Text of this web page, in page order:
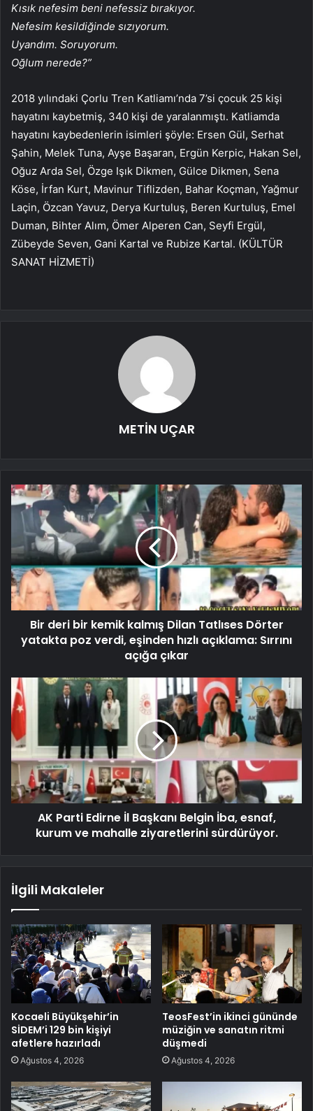
Kısık nefesim beni nefessiz bırakıyor.
Nefesim kesildiğinde sızıyorum.
Uyandım. Soruyorum.
Oğlum nerede?”
2018 yılındaki Çorlu Tren Katliamı’nda 7’si çocuk 25 kişi
hayatını kaybetmiş, 340 kişi de yaralanmıştı. Katliamda
hayatını kaybedenlerin isimleri şöyle: Ersen Gül, Serhat
Şahin, Melek Tuna, Ayşe Başaran, Ergün Kerpic, Hakan Sel,
Oğuz Arda Sel, Özge Işık Dikmen, Gülce Dikmen, Sena
Köse, İrfan Kurt, Mavinur Tiflizden, Bahar Koçman, Yağmur
Laçin, Özcan Yavuz, Derya Kurtuluş, Beren Kurtuluş, Emel
Duman, Bihter Alım, Ömer Alperen Can, Seyfi Ergül,
Zübeyde Seven, Gani Kartal ve Rubize Kartal. (KÜLTÜR
SANAT HİZMETİ)
METİN UÇAR
Bir deri bir kemik kalmış Dilan Tatlıses Dörter
yatakta poz verdi, eşinden hızlı açıklama: Sırrını
açığa çıkar
AK Parti Edirne İl Başkanı Belgin İba, esnaf,
kurum ve mahalle ziyaretlerini sürdürüyor.
İlgili Makaleler
Kocaeli Büyükşehir’in
SİDEM’i 129 bin kişiyi
afetlere hazırladı
Ağustos 4, 2026
TeosFest’in ikinci gününde
müziğin ve sanatın ritmi
düşmedi
Ağustos 4, 2026